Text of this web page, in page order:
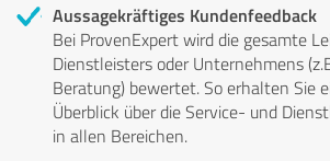
Aussagekräftiges Kundenfeedback
Bei ProvenExpert wird die gesamte
Dienstleisters oder Unternehmens
Beratung) bewertet. So erhalten Sie
Überblick über die Service- und
in allen Bereichen.